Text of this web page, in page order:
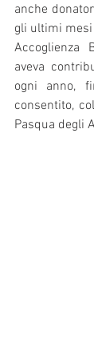
anche
gli ultimi
Accoglienza
aveva
ogni anno,
consentito,
Pasqua degli